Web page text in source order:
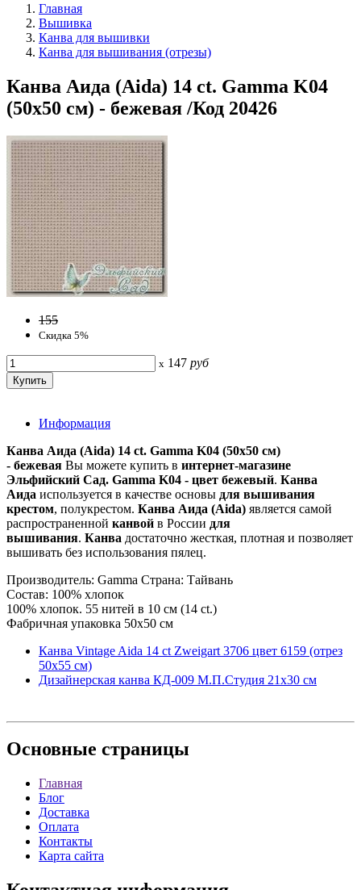
Главная
Вышивка
Канва для вышивки
Канва для вышивания (отрезы)
Канва Аида (Aida) 14 сt. Gamma K04
(50х50 см) - бежевая /Код 20426
155
Скидка 5%
x 147 руб
Информация
Канва Аида (Aida) 14 сt. Gamma K04 (50х50 см)
- бежевая Вы можете купить в интернет-магазине
Эльфийский Сад. Gamma K04 - цвет бежевый. Канва
Аида используется в качестве основы для вышивания
крестом, полукрестом. Канва Аида (Aida) является самой
распространенной канвой в России для
вышивания. Канва достаточно жесткая, плотная и позволяет
вышивать без использования пялец.
Производитель: Gamma Страна: Тайвань
Состав: 100% хлопок
100% хлопок. 55 нитей в 10 см (14 ct.)
Фабричная упаковка 50х50 см
Канва Vintage Aida 14 ct Zweigart 3706 цвет 6159 (отрез
50х55 см)
Дизайнерская канва КД-009 М.П.Студия 21х30 см
Основные страницы
Главная
Блог
Доставка
Оплата
Контакты
Карта сайта